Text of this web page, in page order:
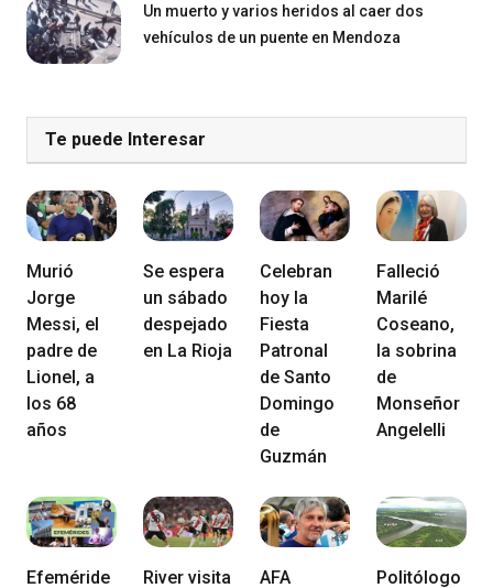
Un muerto y varios heridos al caer dos
vehículos de un puente en Mendoza
Te puede Interesar
Murió
Jorge
Messi, el
padre de
Lionel, a
los 68
años
Se espera
un sábado
despejado
en La Rioja
Celebran
hoy la
Fiesta
Patronal
de Santo
Domingo
de
Guzmán
Falleció
Marilé
Coseano,
la sobrina
de
Monseñor
Angelelli
Efeméride
River visita
AFA
Politólogo